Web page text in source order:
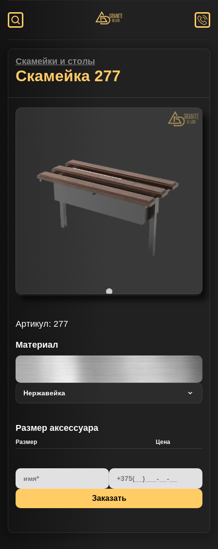
Скамейки и столы
Скамейка 277
Артикул: 277
Материал
Размер аксессуара
Размер Цена